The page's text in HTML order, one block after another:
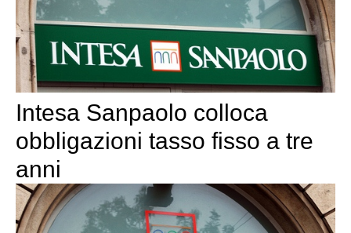
Intesa Sanpaolo colloca
obbligazioni tasso fisso a tre
anni